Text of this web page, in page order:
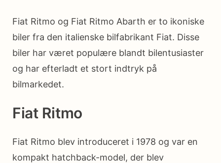
Fiat Ritmo og Fiat Ritmo Abarth er to ikoniske
biler fra den italienske bilfabrikant Fiat. Disse
biler har været populære blandt bilentusiaster
og har efterladt et stort indtryk på
bilmarkedet.
Fiat Ritmo
Fiat Ritmo blev introduceret i 1978 og var en
kompakt hatchback-model, der blev